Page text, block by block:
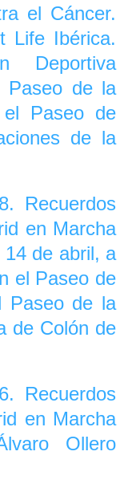
el Cáncer.
Life Ibérica.
Deportiva
Paseo de la
Paseo de
de la
Recuerdos
en Marcha
14 de abril, a
el Paseo de
Paseo de la
de Colón de
Recuerdos
en Marcha
Ollero